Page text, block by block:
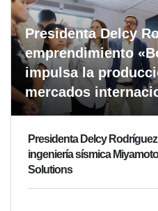
Presidenta Delcy
emprendimiento
impulsa la
mercados
Presidenta Delcy
ingeniería sísmica
Solutions